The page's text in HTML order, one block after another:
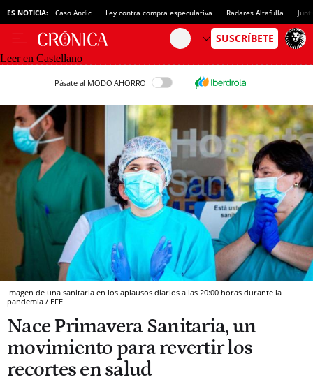
ES NOTICIA: Caso Andic Ley contra compra especulativa Radares Altafulla
Leer en Castellano
Pásate al MODO AHORRO
Imagen de una sanitaria en los aplausos diarios a las 20:00 horas durante la
pandemia / EFE
Nace Primavera Sanitaria, un
movimiento para revertir los
recortes en salud